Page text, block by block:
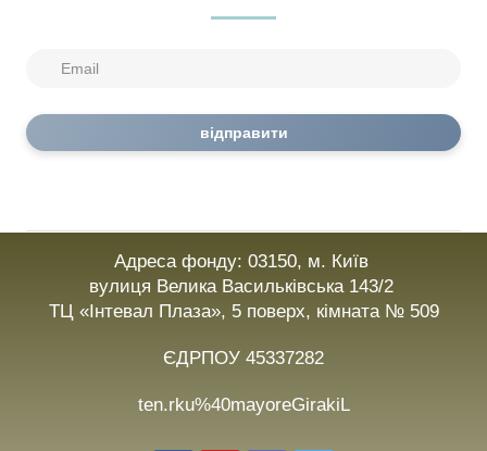
відправити
Адреса фонду: 03150, м. Київ
вулиця Велика Васильківська 143/2
ТЦ «Інтевал Плаза», 5 поверх, кімната № 509
ЄДРПОУ 45337282
ten.rku%40mayoreGirakiL